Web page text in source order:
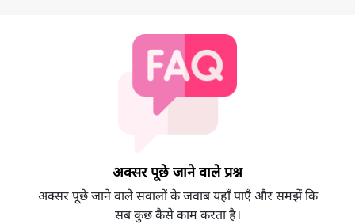
अक्सर पूछे जाने वाले प्रश्न
अक्सर पूछे जाने वाले सवालों के जवाब यहाँ पाएँ और समझें कि
सब कुछ कैसे काम करता है।